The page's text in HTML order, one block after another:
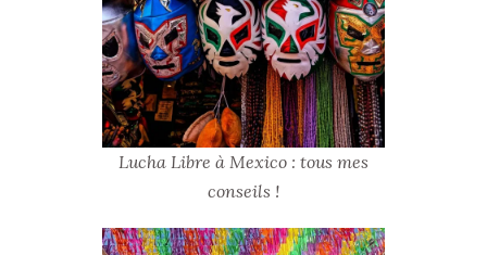
Lucha Libre à Mexico : tous mes
conseils !